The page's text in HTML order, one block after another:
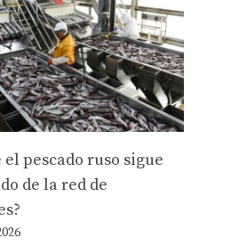
el pescado ruso sigue
de la red de